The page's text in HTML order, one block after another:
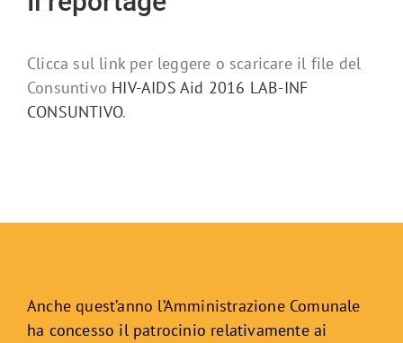
Clicca sul link per leggere o scaricare il file del
Consuntivo HIV-AIDS Aid 2016 LAB-INF
CONSUNTIVO.
Anche quest’anno l’Amministrazione Comunale
ha concesso il patrocinio relativamente ai